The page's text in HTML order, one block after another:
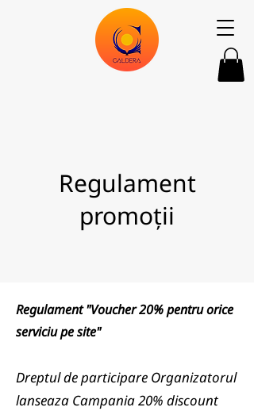
Regulament
promoții
Regulament "Voucher 20% pentru orice
serviciu pe site"
Dreptul de participare Organizatorul
lanseaza Campania 20% discount